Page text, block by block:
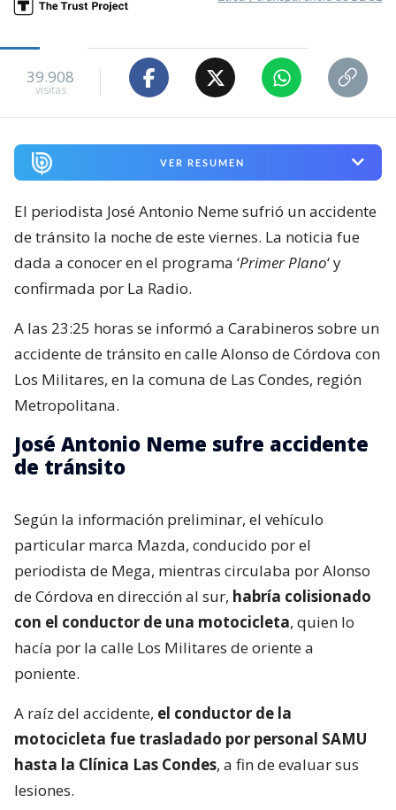
39.908
visitas
VER RESUMEN
El periodista José Antonio Neme sufrió un accidente
de tránsito la noche de este viernes. La noticia fue
dada a conocer en el programa ‘Primer Plano‘ y
confirmada por La Radio.
A las 23:25 horas se informó a Carabineros sobre un
accidente de tránsito en calle Alonso de Córdova con
Los Militares, en la comuna de Las Condes, región
Metropolitana.
José Antonio Neme sufre accidente
de tránsito
Según la información preliminar, el vehículo
particular marca Mazda, conducido por el
periodista de Mega, mientras circulaba por Alonso
de Córdova en dirección al sur, habría colisionado
con el conductor de una motocicleta, quien lo
hacía por la calle Los Militares de oriente a
poniente.
A raíz del accidente, el conductor de la
motocicleta fue trasladado por personal SAMU
hasta la Clínica Las Condes, a fin de evaluar sus
lesiones.